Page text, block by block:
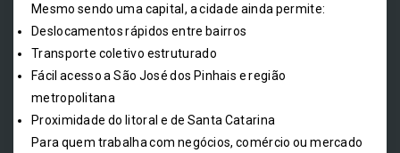
Mesmo sendo uma capital, a cidade ainda permite:
Deslocamentos rápidos entre bairros
Transporte coletivo estruturado
Fácil acesso a São José dos Pinhais e região
metropolitana
Proximidade do litoral e de Santa Catarina
Para quem trabalha com negócios, comércio ou mercado